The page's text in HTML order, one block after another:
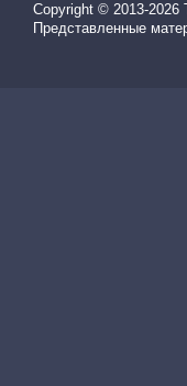
Copyright © 2013-2026
Представленные